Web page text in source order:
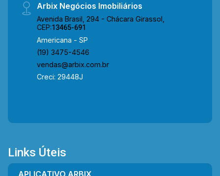
diversas opções de comércios e serviços,
garantindo comodidade e qualidade de vida.
(19) 3475-4546 ARBIX IMÓVEIS - Presente em
cada mudança!
Arbix Negócios Imobiliários
Avenida Brasil, 294 - Chácara Girassol,
CEP:13465-691
Americana - SP
(19) 3475-4546
vendas@arbix.com.br
Creci: 29448J
Links Úteis
APLICATIVO ARBIX